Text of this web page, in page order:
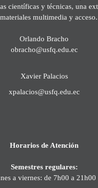
científicas y técnicas, una
multimedia y acceso.
Orlando Bracho
obracho@usfq.edu.ec
Xavier Palacios
xpalacios@usfq.edu.ec
Horarios de Atención
Semestres regulares:
a viernes: de 7h00 a 21h00